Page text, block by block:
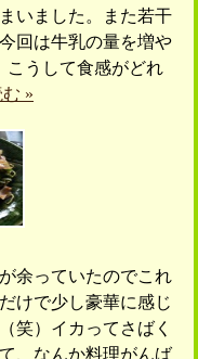
いました。また若干
回は牛乳の量を増や
こうして食感がどれ
»
余っていたのでこれ
けで少し豪華に感じ
笑）イカってさばく
、なんか料理がんば